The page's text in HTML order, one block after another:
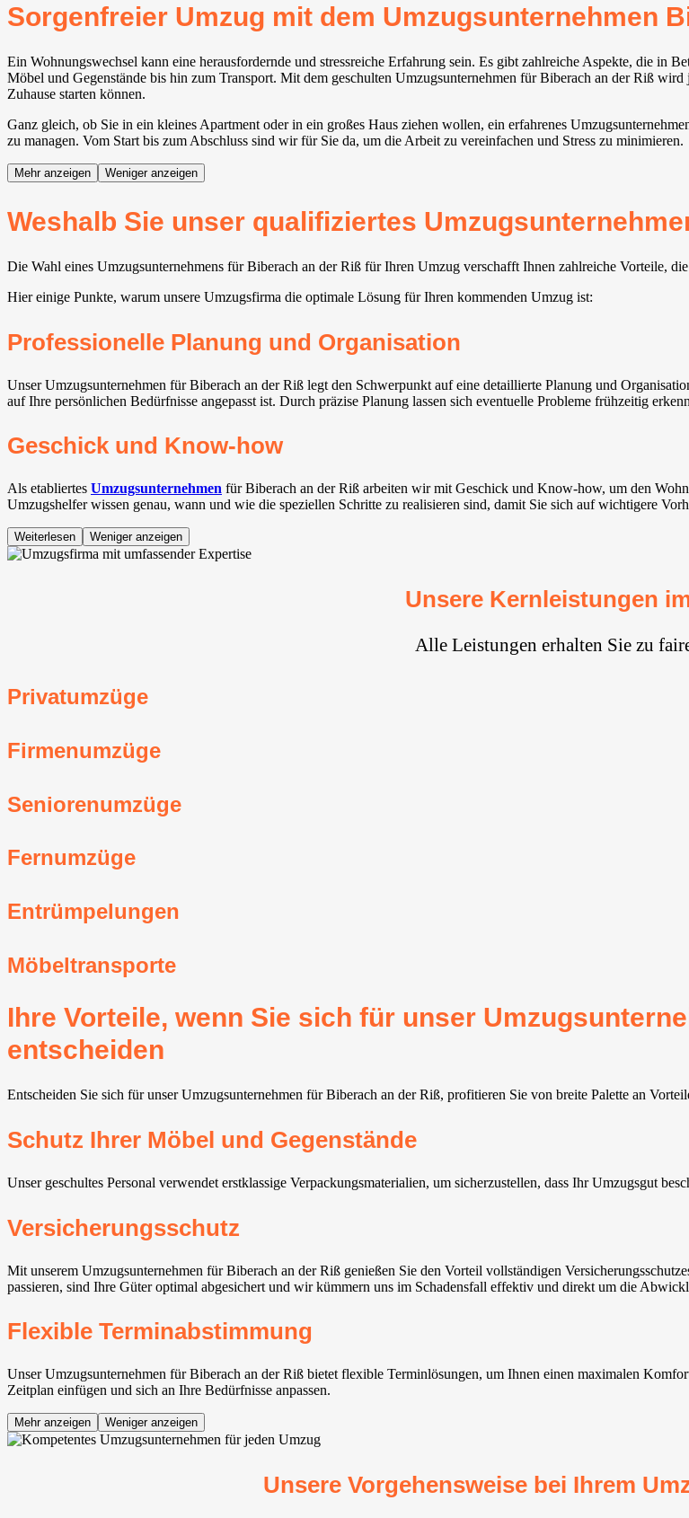
Sorgenfreier Umzug mit dem Umzugsunternehmen
Ein Wohnungswechsel kann eine herausfordernde und stressreiche Erfahrung sein. Es gibt zahlreiche Aspekte, die in
Möbel und Gegenstände bis hin zum Transport. Mit dem geschulten Umzugsunternehmen für Biberach an der Riß
Zuhause starten können.
Ganz gleich, ob Sie in ein kleines Apartment oder in ein großes Haus ziehen wollen, ein erfahrenes
zu managen. Vom Start bis zum Abschluss sind wir für Sie da, um die Arbeit zu vereinfachen und Stress zu minimieren.
Mehr anzeigen Weniger anzeigen
Weshalb Sie unser qualifiziertes
Die Wahl eines Umzugsunternehmens für Biberach an der Riß für Ihren Umzug verschafft Ihnen zahlreiche Vorteile,
Hier einige Punkte, warum unsere Umzugsfirma die optimale Lösung für Ihren kommenden Umzug ist:
Professionelle Planung und Organisation
Unser Umzugsunternehmen für Biberach an der Riß legt den Schwerpunkt auf eine detaillierte Planung und
auf Ihre persönlichen Bedürfnisse angepasst ist. Durch präzise Planung lassen sich eventuelle Probleme frühzeitig
Geschick und Know-how
Als etabliertes Umzugsunternehmen für Biberach an der Riß arbeiten wir mit Geschick und Know-how, um den
Umzugshelfer wissen genau, wann und wie die speziellen Schritte zu realisieren sind, damit Sie sich auf wichtigere
Weiterlesen Weniger anzeigen
Unsere Kernleistungen
Alle Leistungen erhalten Sie zu
Privatumzüge
Firmenumzüge
Seniorenumzüge
Fernumzüge
Entrümpelungen
Möbeltransporte
Ihre Vorteile, wenn Sie sich für unser
entscheiden
Entscheiden Sie sich für unser Umzugsunternehmen für Biberach an der Riß, profitieren Sie von breite Palette an
Schutz Ihrer Möbel und Gegenstände
Unser geschultes Personal verwendet erstklassige Verpackungsmaterialien, um sicherzustellen, dass Ihr Umzugsgut
Versicherungsschutz
Mit unserem Umzugsunternehmen für Biberach an der Riß genießen Sie den Vorteil vollständigen
passieren, sind Ihre Güter optimal abgesichert und wir kümmern uns im Schadensfall effektiv und direkt um die
Flexible Terminabstimmung
Unser Umzugsunternehmen für Biberach an der Riß bietet flexible Terminlösungen, um Ihnen einen maximalen
Zeitplan einfügen und sich an Ihre Bedürfnisse anpassen.
Mehr anzeigen Weniger anzeigen
Unsere Vorgehensweise bei Ihrem